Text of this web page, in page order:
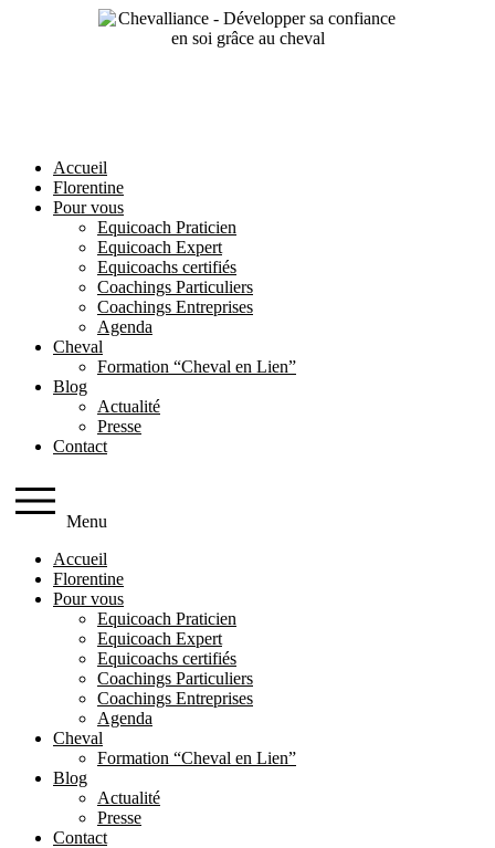
Accueil
Florentine
Pour vous
Equicoach Praticien
Equicoach Expert
Equicoachs certifiés
Coachings Particuliers
Coachings Entreprises
Agenda
Cheval
Formation “Cheval en Lien”
Blog
Actualité
Presse
Contact
Menu
Accueil
Florentine
Pour vous
Equicoach Praticien
Equicoach Expert
Equicoachs certifiés
Coachings Particuliers
Coachings Entreprises
Agenda
Cheval
Formation “Cheval en Lien”
Blog
Actualité
Presse
Contact